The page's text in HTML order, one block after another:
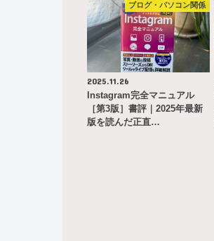
ブログ・パソコン関係
2025.11.26
Instagram完全マニュアル
［第3版］書評｜2025年最新
版を読んだ正直…